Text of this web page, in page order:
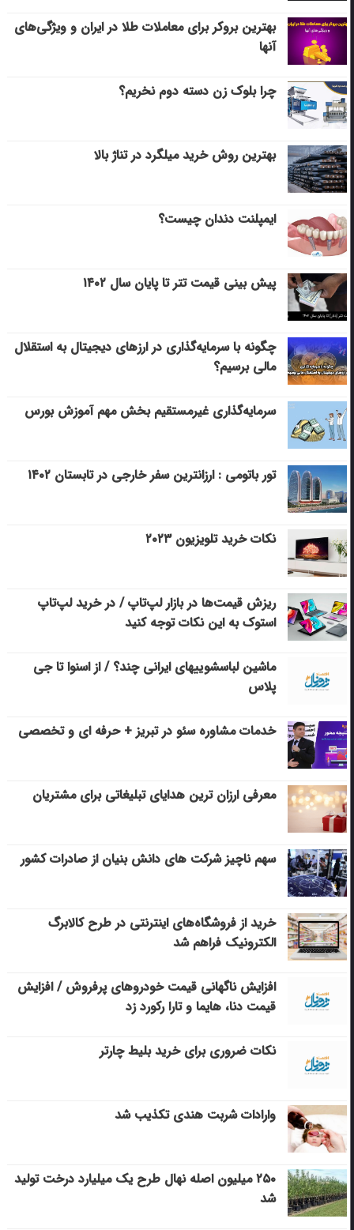
بهترین بروکر برای معاملات طلا در ایران و ویژگی‌های
آنها
چرا بلوک زن دسته دوم نخریم؟
بهترین روش خرید میلگرد در تناژ بالا
ایمپلنت دندان چیست؟
پیش بینی قیمت تتر تا پایان سال ۱۴۰۲
چگونه با سرمایه‌گذاری در ارزهای دیجیتال به استقلال
مالی برسیم؟
سرمایه‌گذاری غیرمستقیم بخش مهم آموزش بورس
تور باتومی : ارزانترین سفر خارجی در تابستان ۱۴۰۲
نکات خرید تلویزیون ۲۰۲۳
ریزش قیمت‌ها در بازار لپ‌تاپ / در خرید لپ‌تاپ
استوک به این نکات توجه کنید
ماشین لباسشویی‎های ایرانی چند؟ / از اسنوا تا جی
پلاس
خدمات مشاوره سئو در تبریز + حرفه ای و تخصصی
معرفی ارزان ترین هدایای تبلیغاتی برای مشتریان
سهم ناچیز شرکت های دانش بنیان از صادرات کشور
خرید از فروشگاه‌های اینترنتی در طرح کالابرگ
الکترونیک فراهم شد
افزایش ناگهانی قیمت خودروهای پرفروش / افزایش
قیمت دنا، هایما و تارا رکورد زد
نکات ضروری برای خرید بلیط چارتر
وارادات شربت هندی تکذیب شد
۲۵۰ میلیون اصله نهال طرح یک میلیارد درخت تولید
شد